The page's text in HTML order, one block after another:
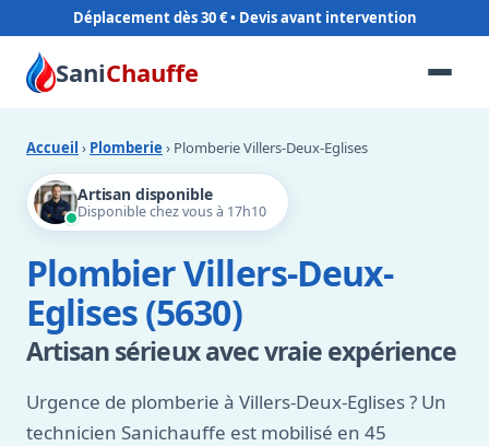
Déplacement dès 30 €
SaniChauffe
Accueil › Plomberie › Plomberie Villers-Deux-Eglises
Artisan disponible
Disponible chez vous à 17h10
Plombier Villers-Deux-
Eglises (5630)
Artisan sérieux avec vraie expérience
Urgence de plomberie à Villers-Deux-Eglises ? Un
technicien Sanichauffe est mobilisé en 45